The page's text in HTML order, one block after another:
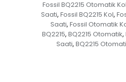
Fossil BQ2215 Otomatik Kol
Saati, Fossil BQ2215 Kol,
Saati, Fossil Otomatik
BQ2215, BQ2215 Otomatik,
Saati, BQ2215